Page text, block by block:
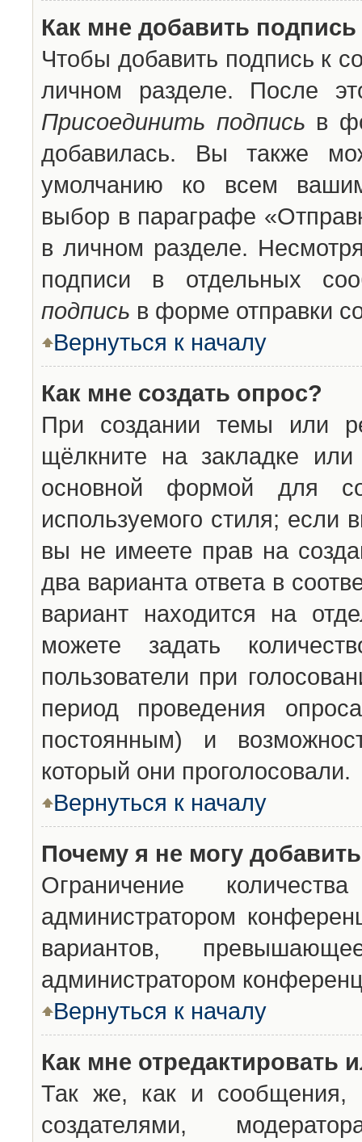
Как мне добавить
Чтобы добавить подпись к
личном разделе. После
Присоединить подпись в
добавилась. Вы также
умолчанию ко всем
выбор в параграфе
в личном разделе.
подписи в отдельных
подпись в форме отправки
Вернуться к началу
Как мне создать опрос?
При создании темы или
щёлкните на закладке
основной формой для
используемого стиля; если
вы не имеете прав на
два варианта ответа в
вариант находится на
можете задать
пользователи при
период проведения
постоянным) и
который они проголосовали.
Вернуться к началу
Почему я не могу
Ограничение
администратором
вариантов,
администратором
Вернуться к началу
Как мне отредактировать
Так же, как и сообщения,
создателями,